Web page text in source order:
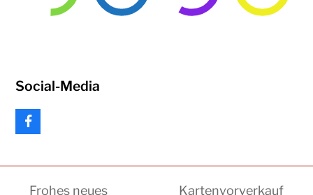
Social-Media
F
e
Frohes neues Kartenvorverkauf